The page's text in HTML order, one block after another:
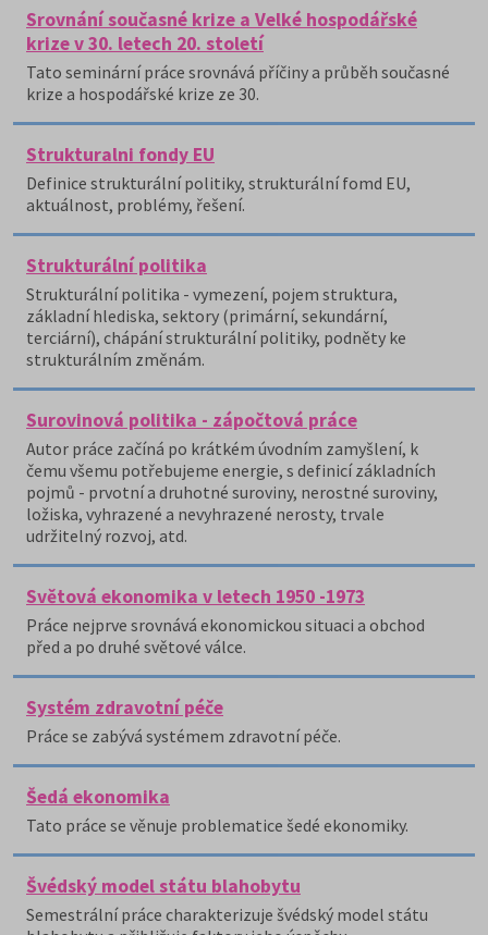
Srovnání současné krize a Velké hospodářské
krize v 30. letech 20. století
Tato seminární práce srovnává příčiny a průběh současné
krize a hospodářské krize ze 30.
Strukturalni fondy EU
Definice strukturální politiky, strukturální fomd EU,
aktuálnost, problémy, řešení.
Strukturální politika
Strukturální politika - vymezení, pojem struktura,
základní hlediska, sektory (primární, sekundární,
terciární), chápání strukturální politiky, podněty ke
strukturálním změnám.
Surovinová politika - zápočtová práce
Autor práce začíná po krátkém úvodním zamyšlení, k
čemu všemu potřebujeme energie, s definicí základních
pojmů - prvotní a druhotné suroviny, nerostné suroviny,
ložiska, vyhrazené a nevyhrazené nerosty, trvale
udržitelný rozvoj, atd.
Světová ekonomika v letech 1950 -1973
Práce nejprve srovnává ekonomickou situaci a obchod
před a po druhé světové válce.
Systém zdravotní péče
Práce se zabývá systémem zdravotní péče.
Šedá ekonomika
Tato práce se věnuje problematice šedé ekonomiky.
Švédský model státu blahobytu
Semestrální práce charakterizuje švédský model státu